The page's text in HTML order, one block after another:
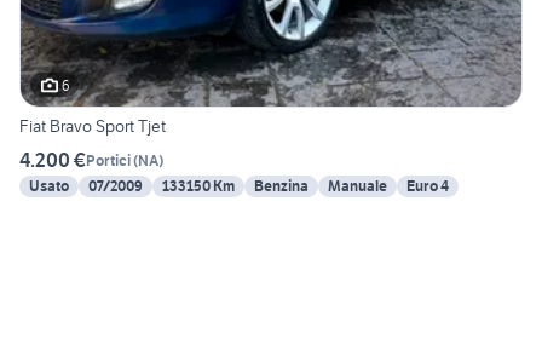
6
Fiat Bravo Sport Tjet
4.200 €Portici(NA)
Usato
07/2009 133150 Km Benzina Manuale Euro 4